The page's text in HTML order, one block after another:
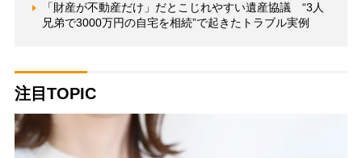
「財産が不動産だけ」だとこじれやすい遺産協議 “3人
兄弟で3000万円の自宅を相続”で起きたトラブル実例
注目TOPIC